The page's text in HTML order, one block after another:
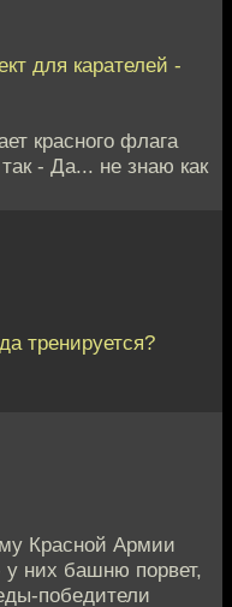
для карателей -
красного флага
- Да... не знаю как
тренируется?
Красной Армии
них башню порвет,
победители